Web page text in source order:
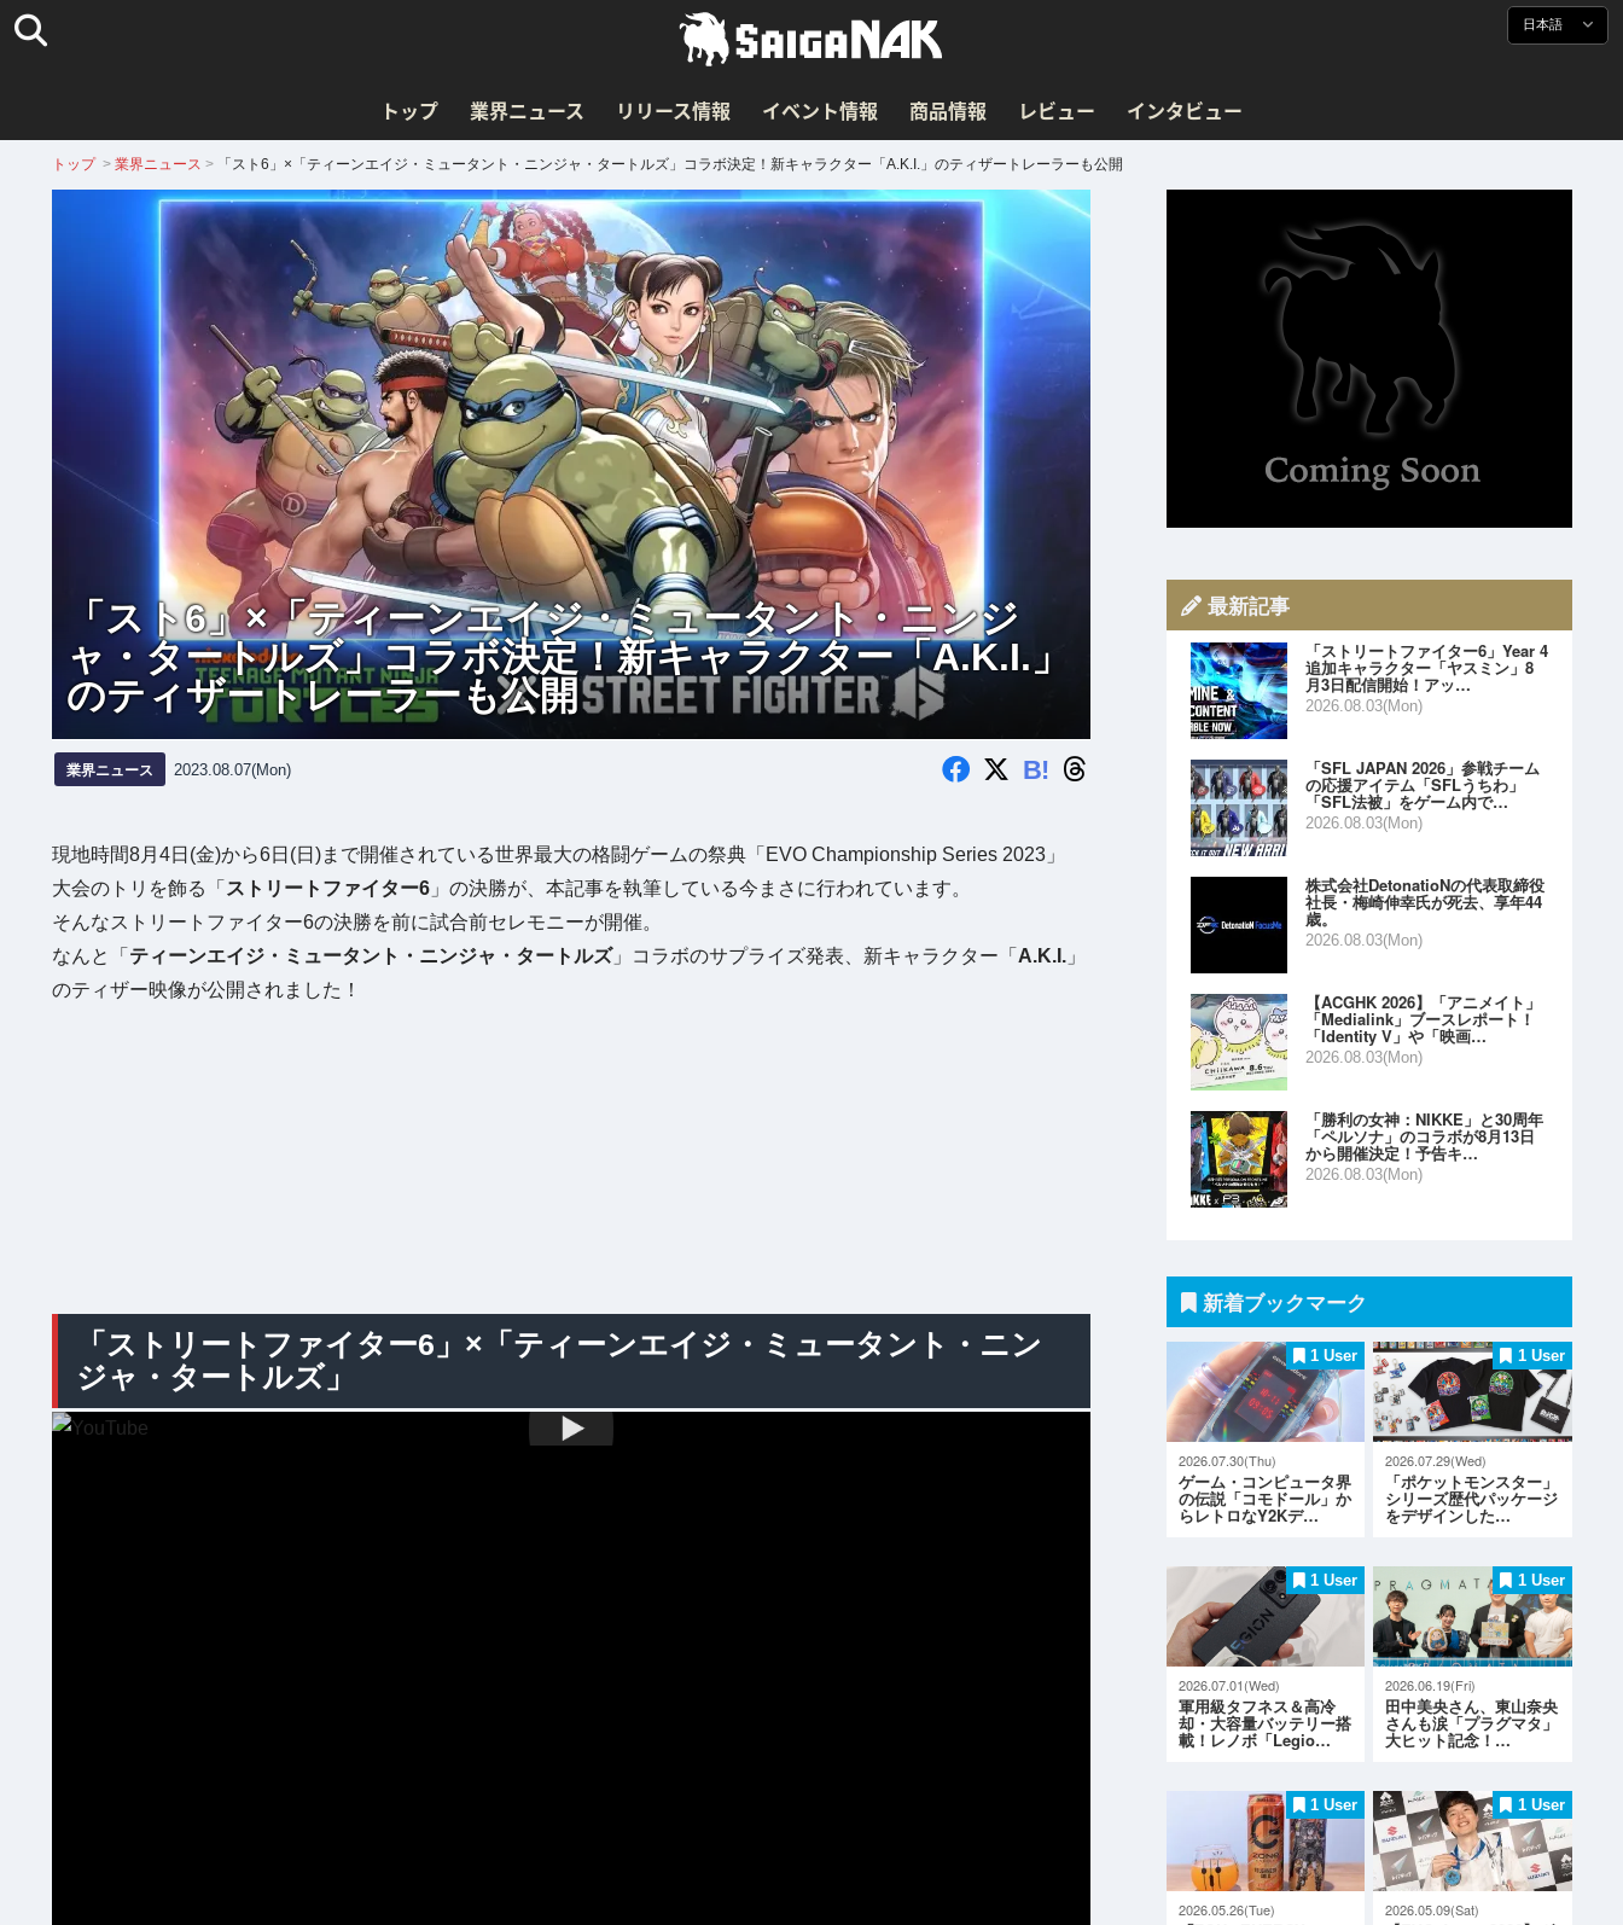
日本語
トップ 業界ニュース リリース情報 イベント情報 商品情報 レビュー インタビュー
トップ > 業界ニュース > 「スト6」×「ティーンエイジ・ミュータント・ニンジャ・タートルズ」コラボ決定！新キャラクター「A.K.I.」のティザートレーラーも公開
「スト6」×「ティーンエイジ・ミュータント・ニンジ
ャ・タートルズ」コラボ決定！新キャラクター「A.K.I.」
のティザートレーラーも公開
業界ニュース 2023.08.07(Mon) B!
現地時間8月4日(金)から6日(日)まで開催されている世界最大の格闘ゲームの祭典「EVO Championship Series 2023」
大会のトリを飾る「 ストリートファイター6」の決勝が、本記事を執筆している今まさに行われています。
そんなストリートファイター6の決勝を前に試合前セレモニーが開催。
なんと「 ティーンエイジ・ミュータント・ニンジャ・タートルズ」コラボのサプライズ発表、新キャラクター「 A.K.I.」
のティザー映像が公開されました！
「ストリートファイター6」×「ティーンエイジ・ミュータント・ニン
ジャ・タートルズ」
最新記事
「ストリートファイター6」Year 4
追加キャラクター「ヤスミン」8
月3日配信開始！アッ…
2026.08.03(Mon)
「SFL JAPAN 2026」参戦チーム
の応援アイテム「SFLうちわ」
「SFL法被」をゲーム内で…
2026.08.03(Mon)
株式会社DetonatioNの代表取締役
社長・梅崎伸幸氏が死去、享年44
歳。
2026.08.03(Mon)
【ACGHK 2026】「アニメイト」
「Medialink」ブースレポート！
「Identity V」や「映画…
2026.08.03(Mon)
「勝利の女神：NIKKE」と30周年
「ペルソナ」のコラボが8月13日
から開催決定！予告キ…
2026.08.03(Mon)
新着ブックマーク
1 User
2026.07.30(Thu)
ゲーム・コンピュータ界
の伝説「コモドール」か
らレトロなY2Kデ…
1 User
2026.07.29(Wed)
「ポケットモンスター」
シリーズ歴代パッケージ
をデザインした…
1 User
2026.07.01(Wed)
軍用級タフネス＆高冷
却・大容量バッテリー搭
載！レノボ「Legio…
1 User
2026.06.19(Fri)
田中美央さん、東山奈央
さんも涙「プラグマタ」
大ヒット記念！…
1 User
2026.05.26(Tue)
1 User
2026.05.09(Sat)